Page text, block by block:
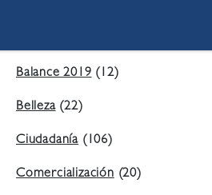
Balance 2019(12)
Belleza(22)
Ciudadanía (106)
Comercialización(20)